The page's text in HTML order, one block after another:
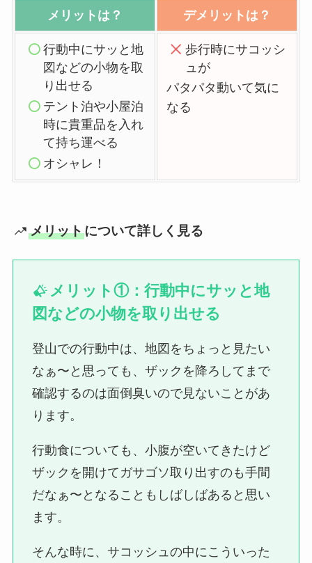
メリットは？ デメリットは？
行動中にサッと地
図などの小物を取
り出せる
テント泊や小屋泊
時に貴重品を入れ
て持ち運べる
オシャレ！
歩行時にサコッシ
ュが
パタパタ動いて気に
なる
メリットについて詳しく見る
メリット①：行動中にサッと地
図などの小物を取り出せる
登山での行動中は、地図をちょっと見たい
なぁ〜と思っても、ザックを降ろしてまで
確認するのは面倒臭いので見ないことがあ
ります。
行動食についても、小腹が空いてきたけど
ザックを開けてガサゴソ取り出すのも手間
だなぁ〜となることもしばしばあると思い
ます。
そんな時に、サコッシュの中にこういった